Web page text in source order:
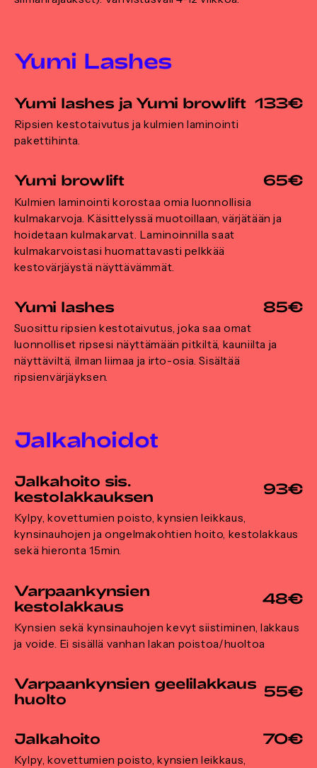
Yumi Lashes
Yumi lashes ja Yumi browlift 133€
Ripsien kestotaivutus ja kulmien laminointi
pakettihinta.
Yumi browlift 65€
Kulmien laminointi korostaa omia luonnollisia
kulmakarvoja. Käsittelyssä muotoillaan, värjätään ja
hoidetaan kulmakarvat. Laminoinnilla saat
kulmakarvoistasi huomattavasti pelkkää
kestovärjäystä näyttävämmät.
Yumi lashes 85€
Suosittu ripsien kestotaivutus, joka saa omat
luonnolliset ripsesi näyttämään pitkiltä, kauniilta ja
näyttäviltä, ilman liimaa ja irto-osia. Sisältää
ripsienvärjäyksen.
Jalkahoidot
Jalkahoito sis.
kestolakkauksen
93€
Kylpy, kovettumien poisto, kynsien leikkaus,
kynsinauhojen ja ongelmakohtien hoito, kestolakkaus
sekä hieronta 15min.
Varpaankynsien
kestolakkaus
48€
Kynsien sekä kynsinauhojen kevyt siistiminen, lakkaus
ja voide. Ei sisällä vanhan lakan poistoa/huoltoa
Varpaankynsien geelilakkaus
huolto
55€
Jalkahoito 70€
Kylpy, kovettumien poisto, kynsien leikkaus,